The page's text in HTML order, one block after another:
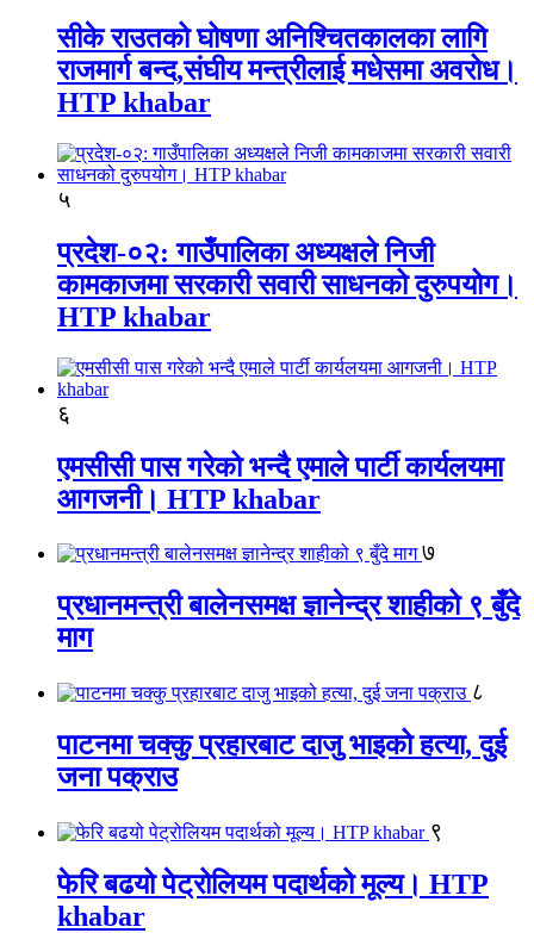
सीके राउतको घोषणा अनिश्चितकालका लागि
राजमार्ग बन्द,संघीय मन्त्रीलाई मधेसमा अवरोध।
HTP khabar
५
प्रदेश-०२: गाउँपालिका अध्यक्षले निजी
कामकाजमा सरकारी सवारी साधनको दुरुपयोग।
HTP khabar
६
एमसीसी पास गरेको भन्दै एमाले पार्टी कार्यलयमा
आगजनी। HTP khabar
७
प्रधानमन्त्री बालेनसमक्ष ज्ञानेन्द्र शाहीको ९ बुँदे
माग
८
पाटनमा चक्कु प्रहारबाट दाजु भाइको हत्या, दुई
जना पक्राउ
९
फेरि बढयो पेट्रोलियम पदार्थको मूल्य। HTP
khabar